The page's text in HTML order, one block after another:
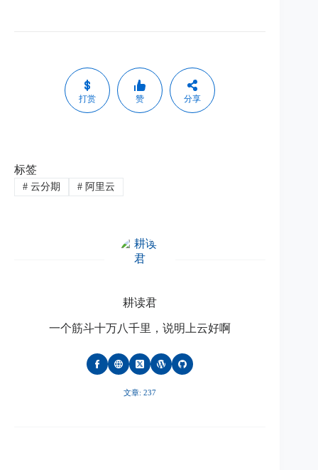
打赏 赞 分享
标签
#云分期 #阿里云
耕读君
一个筋斗十万八千里，说明上云好啊
文章: 237